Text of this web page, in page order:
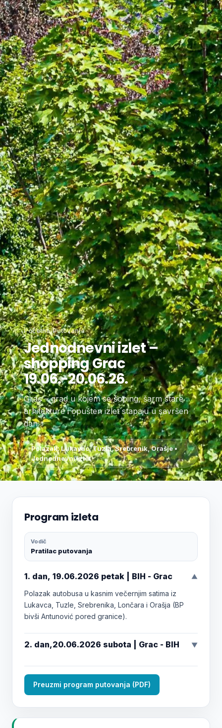
Početna/Putovanja
Jednodnevni izlet –
shopping Grac
19.06.-20.06.26.
Grac – grad u kojem se šoping, šarm stare
arhitekture i opušten izlet stapaju u savršen
dan.
Polazak: Lukavac, Tuzla, Srebrenik, Orašje •
Jednodnevni izlet
Program izleta
Vodič
Pratilac putovanja
1. dan, 19.06.2026 petak | BIH - Grac ▼
Polazak autobusa u kasnim večernjim satima iz
Lukavca, Tuzle, Srebrenika, Lončara i Orašja (BP
bivši Antunović pored granice).
2. dan,20.06.2026 subota | Grac - BIH ▼
Preuzmi program putovanja (PDF)